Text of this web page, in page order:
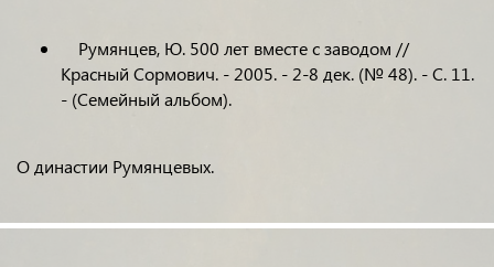
Румянцев, Ю. 500 лет вместе с заводом //
Красный Сормович. - 2005. - 2-8 дек. (№ 48). - С. 11.
- (Семейный альбом).
О династии Румянцевых.